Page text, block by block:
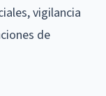
vigilancia
de